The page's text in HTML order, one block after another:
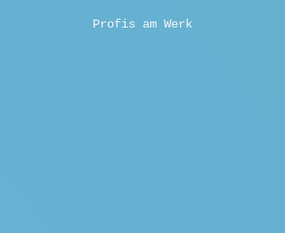
Profis am Werk